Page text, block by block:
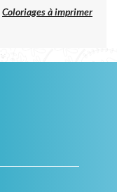
Coloriages à imprimer